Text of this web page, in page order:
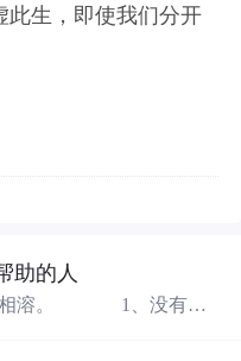
此生，即使我们分开
助的人
、没有可